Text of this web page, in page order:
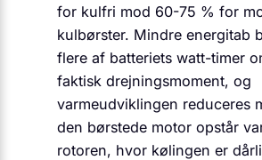
for kulfri mod 60-75 % for
kulbørster. Mindre energitab
flere af batteriets watt-timer
faktisk drejningsmoment, og
varmeudviklingen reduceres
den børstede motor opstår
rotoren, hvor kølingen er